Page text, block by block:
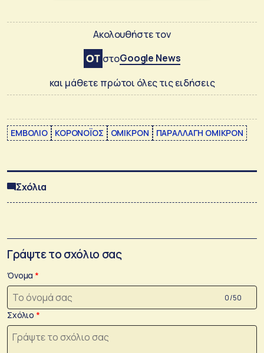
Ακολουθήστε τον
στοGoogle News
και μάθετε πρώτοι όλες τις ειδήσεις
ΕΜΒΟΛΙΟ ΚΟΡΟΝΟΪΟΣ ΟΜΙΚΡΟΝ ΠΑΡΑΛΛΑΓΗ ΟΜΙΚΡΟΝ
Σχόλια
Γράψτε το σχόλιο σας
Όνομα
0 /50
Σχόλιο